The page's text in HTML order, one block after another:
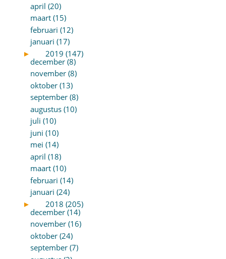
april (20)
maart (15)
februari (12)
januari (17)
►
2019 (147)
december (8)
november (8)
oktober (13)
september (8)
augustus (10)
juli (10)
juni (10)
mei (14)
april (18)
maart (10)
februari (14)
januari (24)
►
2018 (205)
december (14)
november (16)
oktober (24)
september (7)